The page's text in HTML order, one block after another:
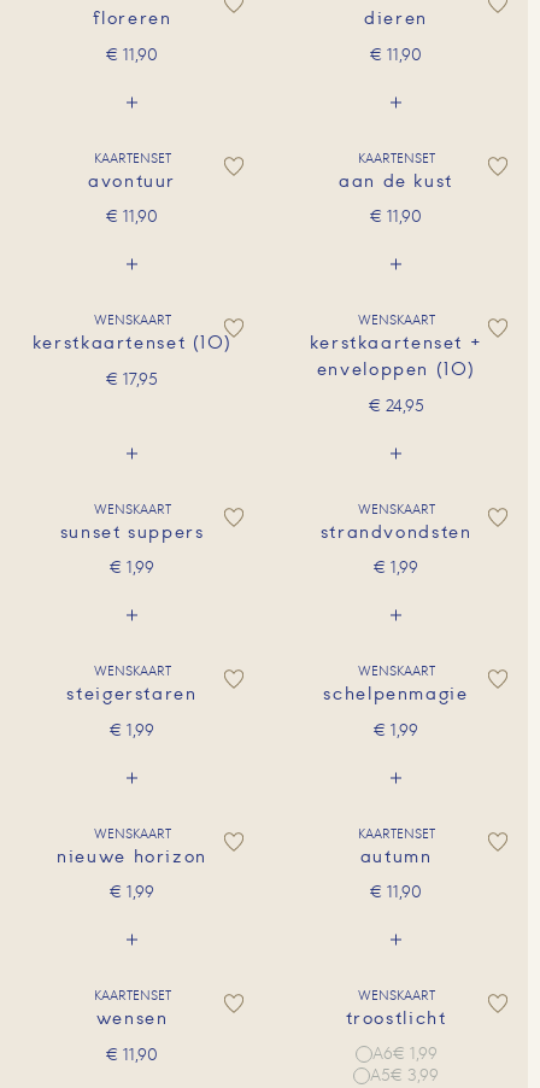
floreren
€ 11,90
dieren
€ 11,90
KAARTENSET
avontuur
€ 11,90
KAARTENSET
aan de kust
€ 11,90
WENSKAART
kerstkaartenset (10)
€ 17,95
WENSKAART
kerstkaartenset +
enveloppen (10)
€ 24,95
WENSKAART
sunset suppers
€ 1,99
WENSKAART
strandvondsten
€ 1,99
WENSKAART
steigerstaren
€ 1,99
WENSKAART
schelpenmagie
€ 1,99
WENSKAART
nieuwe horizon
€ 1,99
KAARTENSET
autumn
€ 11,90
KAARTENSET
wensen
€ 11,90
WENSKAART
troostlicht
A6€ 1,99
A5€ 3,99